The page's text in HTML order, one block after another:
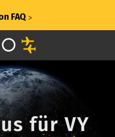
FAQ ᐳ
für VY